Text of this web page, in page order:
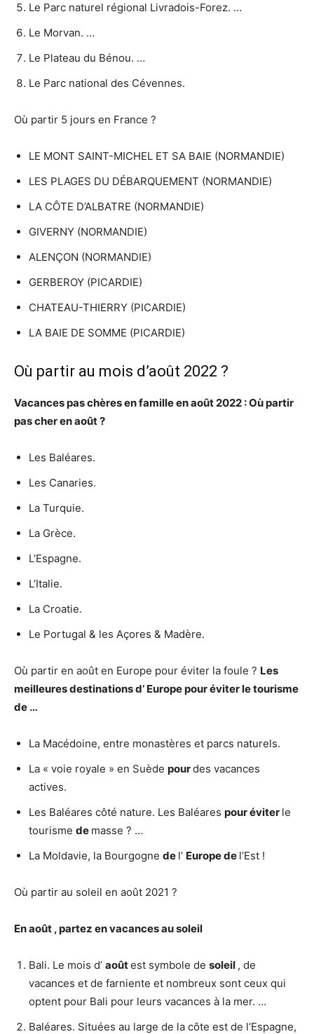
Le Parc naturel régional Livradois-Forez. …
Le Morvan. …
Le Plateau du Bénou. …
Le Parc national des Cévennes.
Où partir 5 jours en France ?
LE MONT SAINT-MICHEL ET SA BAIE (NORMANDIE)
LES PLAGES DU DÉBARQUEMENT (NORMANDIE)
LA CÔTE D’ALBATRE (NORMANDIE)
GIVERNY (NORMANDIE)
ALENÇON (NORMANDIE)
GERBEROY (PICARDIE)
CHATEAU-THIERRY (PICARDIE)
LA BAIE DE SOMME (PICARDIE)
Où partir au mois d’août 2022 ?
Vacances pas chères en famille enaoût 2022 :Où partir
pas cher enaoût?
Les Baléares.
Les Canaries.
La Turquie.
La Grèce.
L’Espagne.
L’Italie.
La Croatie.
Le Portugal & les Açores & Madère.
Où partir en août en Europe pour éviter la foule ? Les
meilleures destinations d’ Europe pour éviterle tourisme
de …
La Macédoine, entre monastères et parcs naturels.
La « voie royale » en Suède pourdes vacances
actives.
Les Baléares côté nature. Les Baléares pour éviter le
tourisme de masse ? …
La Moldavie, la Bourgogne de l’ Europe de l’Est !
Où partir au soleil en août 2021 ?
Enaoût , partez en vacances ausoleil
Bali. Le mois d’ aoûtest symbole de soleil , de
vacances et de farniente et nombreux sont ceux qui
optent pour Bali pour leurs vacances à la mer. …
Baléares. Situées au large de la côte est de l’Espagne,